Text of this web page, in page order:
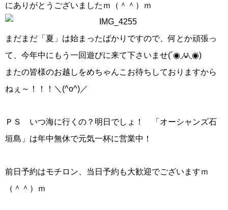
にありがとうございましたｍ（＾＾）ｍ
まだまだ「夏」は始まったばかりですので、何とか頑張っ
て、今年中にもう一回遊びに来て下さいませ(´◉◞౪◟◉)
またの皆様のお越しをめちゃんこお待ちしておりますから
ねぇ～！！！＼(^o^)／
ＰＳ いつ海に行くの？明日でしょ！ 「オーシャンズ石
垣島」は年中無休で元気一杯に営業中！
前日予約はモチロン、当日予約も大歓迎でございますｍ
（＾＾）ｍ